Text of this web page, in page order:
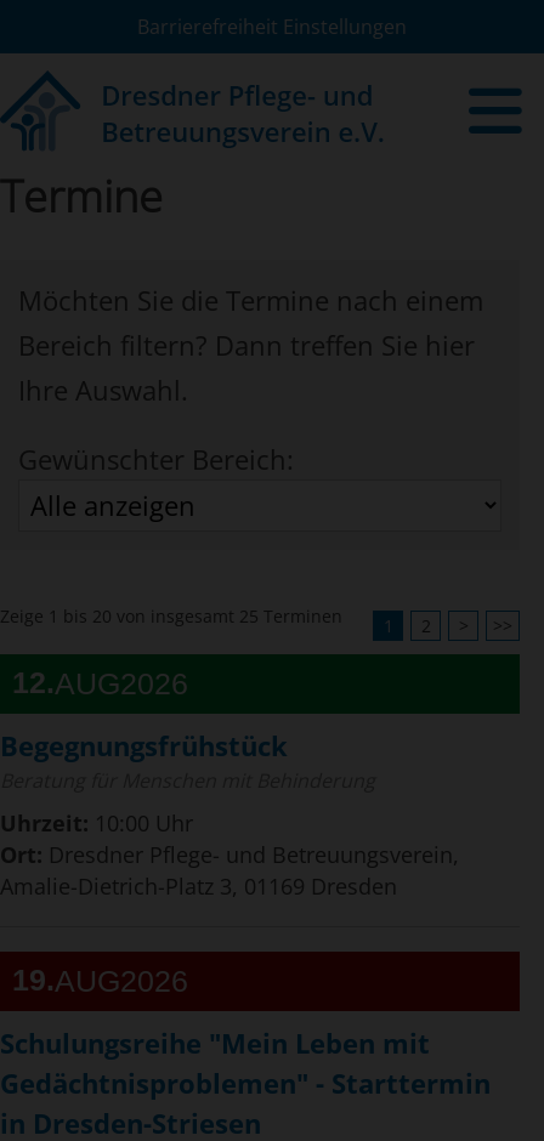
Barrierefreiheit Einstellungen
Termine
Möchten Sie die Termine nach einem
Bereich filtern? Dann treffen Sie hier
Ihre Auswahl.
Gewünschter Bereich:
Zeige 1 bis 20 von insgesamt 25 Terminen 1 2 > >>
12 AUG2026
Begegnungsfrühstück
Uhrzeit: 10:00 Uhr
Ort: Dresdner Pflege- und Betreuungsverein,
Amalie-Dietrich-Platz 3, 01169 Dresden
19 AUG2026
Schulungsreihe "Mein Leben mit
Gedächtnisproblemen" - Starttermin
in Dresden-Striesen